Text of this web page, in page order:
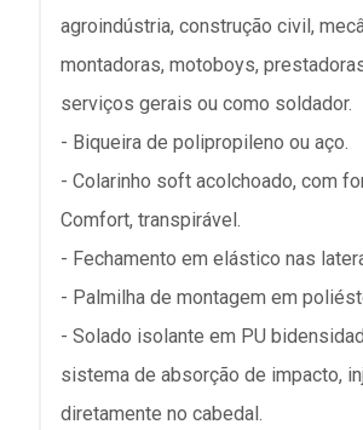
agroindústria, construção civil,
montadoras, motoboys,
serviços gerais ou como soldador.
- Biqueira de polipropileno ou aço.
- Colarinho soft acolchoado, com
Comfort, transpirável.
- Fechamento em elástico nas
- Palmilha de montagem em
- Solado isolante em PU
sistema de absorção de impacto,
diretamente no cabedal.